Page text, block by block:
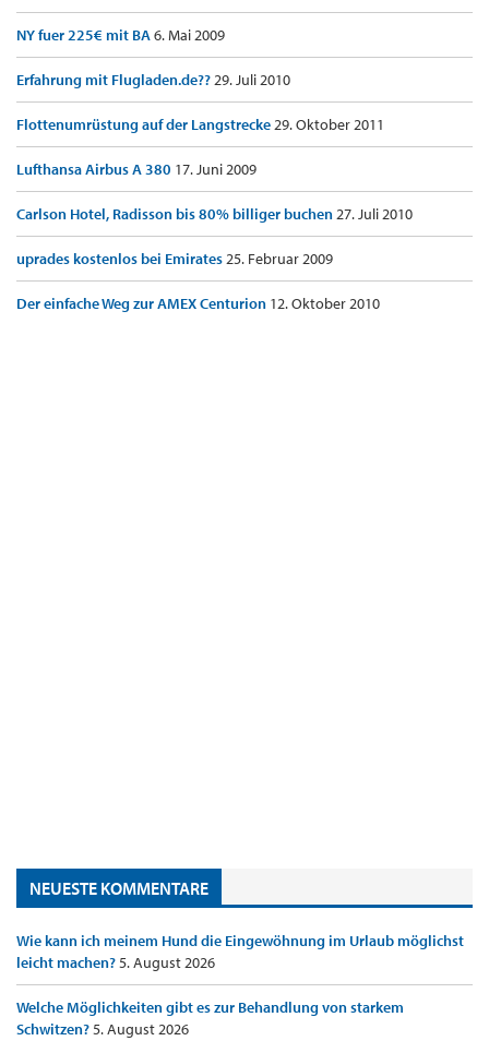
NY fuer 225€ mit BA6. Mai 2009
Erfahrung mit Flugladen.de??29. Juli 2010
Flottenumrüstung auf der Langstrecke29. Oktober 2011
Lufthansa Airbus A 380 17. Juni 2009
Carlson Hotel, Radisson bis 80% billiger buchen27. Juli 2010
uprades kostenlos bei Emirates25. Februar 2009
Der einfache Weg zur AMEX Centurion 12. Oktober 2010
NEUESTE KOMMENTARE
Wie kann ich meinem Hund die Eingewöhnung im Urlaub möglichst
leicht machen?5. August 2026
Welche Möglichkeiten gibt es zur Behandlung von starkem
Schwitzen?5. August 2026